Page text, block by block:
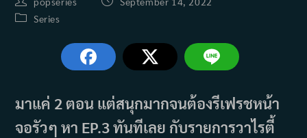
author:
PostSeries
มาแค่ 2 ตอน แต่สนุกมากจนต้องรีเฟรชหน้า
จอรัวๆ หา EP.3 ทันทีเลย กับรายการวาไรตี้